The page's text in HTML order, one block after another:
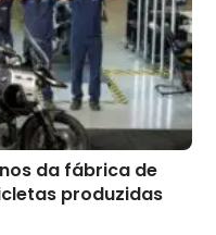
da fábrica de
produzidas